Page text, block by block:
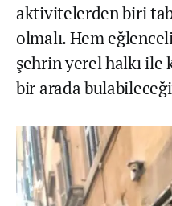
aktivitelerden biri
olmalı. Hem
şehrin yerel halkı
bir arada